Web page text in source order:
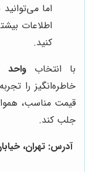
اما
اطلاعات
کنید.
با انتخاب
خاطره‌انگیز را
قیمت مناسب،
جلب کند.
آدرس: تهران،